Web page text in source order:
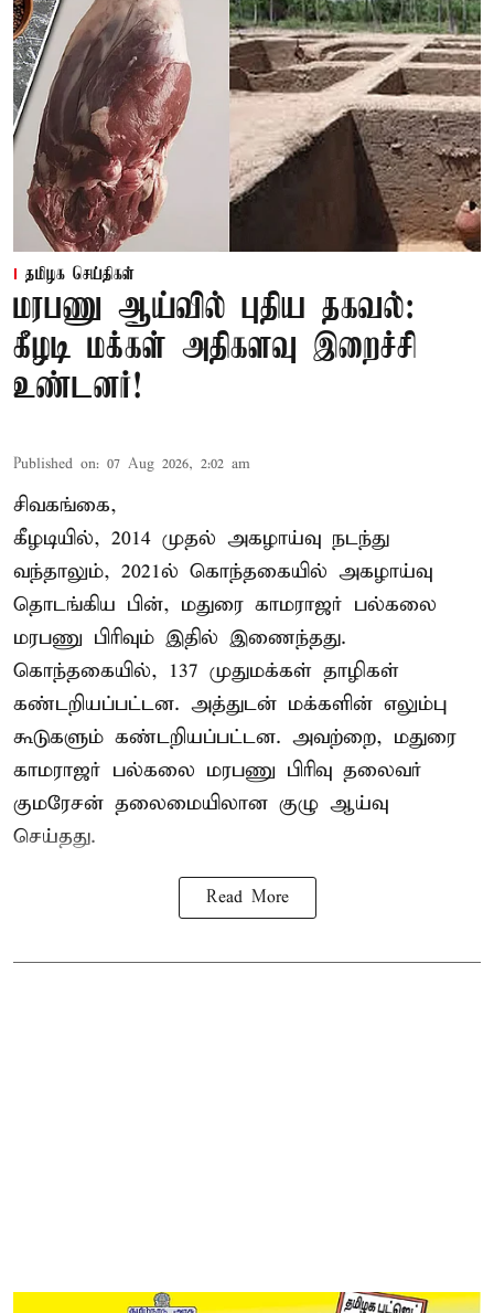
தமிழக செய்திகள்
மரபணு ஆய்வில் புதிய தகவல்:
கீழடி மக்கள் அதிகளவு இறைச்சி
உண்டனர்!
Published on: 07 Aug 2026, 2:02 am
சிவகங்கை,
கீழடியில், 2014 முதல் அகழாய்வு நடந்து
வந்தாலும், 2021ல் கொந்தகையில் அகழாய்வு
தொடங்கிய பின், மதுரை காமராஜர் பல்கலை
மரபணு பிரிவும் இதில் இணைந்தது.
கொந்தகையில், 137 முதுமக்கள் தாழிகள்
கண்டறியப்பட்டன. அத்துடன் மக்களின் எலும்பு
கூடுகளும் கண்டறியப்பட்டன. அவற்றை, மதுரை
காமராஜர் பல்கலை மரபணு பிரிவு தலைவர்
குமரேசன் தலைமையிலான குழு ஆய்வு
செய்தது.
Read More